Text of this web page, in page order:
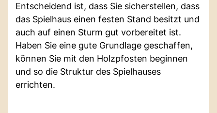
Entscheidend ist, dass Sie sicherstellen, dass
das Spielhaus einen festen Stand besitzt und
auch auf einen Sturm gut vorbereitet ist.
Haben Sie eine gute Grundlage geschaffen,
können Sie mit den Holzpfosten beginnen
und so die Struktur des Spielhauses
errichten.